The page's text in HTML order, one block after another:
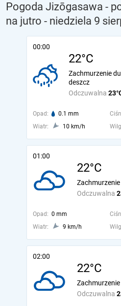
Pogoda Jizōgasawa -
na jutro - niedziela 9
00:00
22°C
Odczuwalna
Zachmurzenie
deszcz
Opad: 0.1 mm
Wiatr:
10 km/h
01:00
22°C
Odczuwalna
Opad: 0 mm
Wiatr:
9 km/h
02:00
22°C
Odczuwalna